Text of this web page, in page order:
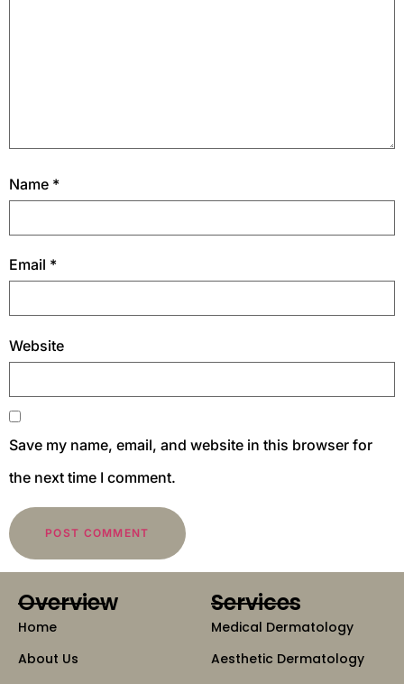
Name *
Email *
Website
Save my name, email, and website in this browser for
the next time I comment.
Overview
Home
About Us
Services
Medical Dermatology
Aesthetic Dermatology